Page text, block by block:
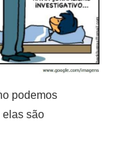
podemos
elas são